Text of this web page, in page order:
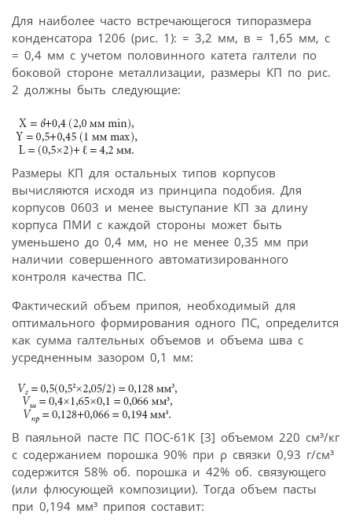
Для наиболее часто встречающегося типоразмера
конденсатора 1206 (рис. 1): = 3,2 мм, в = 1,65 мм, с
= 0,4 мм с учетом половинного катета галтели по
боковой стороне металлизации, размеры КП по рис.
2 должны быть следующие:
Размеры КП для остальных типов корпусов
вычисляются исходя из принципа подобия. Для
корпусов 0603 и менее выступание КП за длину
корпуса ПМИ с каждой стороны может быть
уменьшено до 0,4 мм, но не менее 0,35 мм при
наличии совершенного автоматизированного
контроля качества ПС.
Фактический объем припоя, необходимый для
оптимального формирования одного ПС, определится
как сумма галтельных объемов и объема шва с
усредненным зазором 0,1 мм:
В паяльной пасте ПС ПОС-61К [3] объемом 220 см³/кг
с содержанием порошка 90% при ρ связки 0,93 г/см³
содержится 58% об. порошка и 42% об. связующего
(или флюсующей композиции). Тогда объем пасты
при 0,194 мм³ припоя составит: